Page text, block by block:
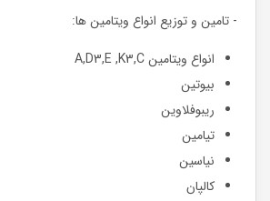
- تامین و توزیع انواع ویتامین ها:
انواع ویتامین A,D3,E ,K3,C
بیوتین
ریبوفلاوین
تیامین
نیاسین
کالپان